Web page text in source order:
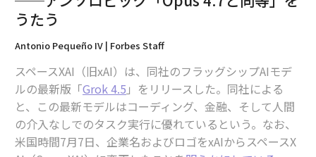
確実ではない。
2026年6月に発表された
HAIM（Human-AI Music Datasets for AI Music Producti
on Tracking Benchmark）
という研究論文は、1曲につき「AIか否か」の二択で回
答する検出器では、音楽が実際にどう作られているかと
いう、より根本的な部分を見逃してしまうと指摘してい
る。
うたう
Antonio Pequeño IV | Forbes Staff
スペースXAI（旧xAI）は、同社のフラッグシップAIモデ
ルの最新版「Grok 4.5 」をリリースした。同社による
と、この最新モデルはコーディング、金融、そして人間
の介入なしでのタスク実行に優れているという。なお、
米国時間7月7日、企業名およびロゴをxAIからスペースX